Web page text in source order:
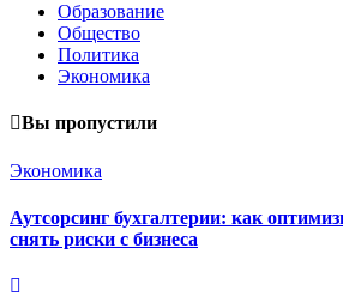
Образование
Общество
Политика
Экономика
Вы пропустили
Экономика
Аутсорсинг бухгалтерии: как
снять риски с бизнеса